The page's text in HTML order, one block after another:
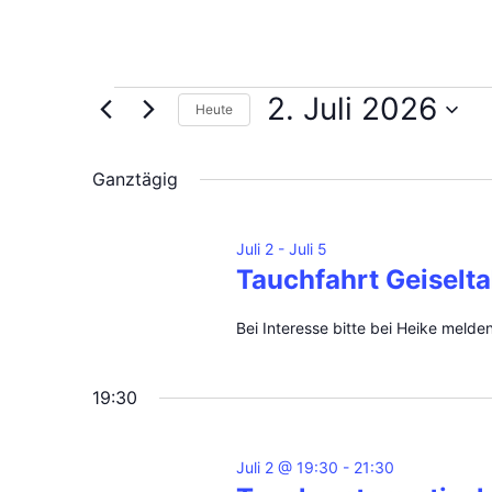
Veranstaltungen
Juli
Heute 2. Juli 2026
wählen.
Ganztägig
Tauchfahrt
Juli 2- Juli 5
Bei Interesse bitte bei Heike
19:30
Juli 2 @ 19:30 - 21:30